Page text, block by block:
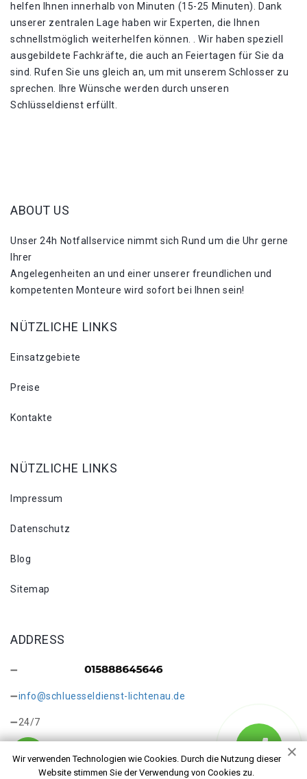
helfen Ihnen innerhalb von Minuten (15-25 Minuten). Dank
unserer zentralen Lage haben wir Experten, die Ihnen
schnellstmöglich weiterhelfen können. . Wir haben speziell
ausgebildete Fachkräfte, die auch an Feiertagen für Sie da
sind. Rufen Sie uns gleich an, um mit unserem Schlosser zu
sprechen. Ihre Wünsche werden durch unseren
Schlüsseldienst erfüllt.
Wir verwenden Technologien wie Cookies. Durch die Nutzung dieser
Website stimmen Sie der Verwendung von Cookies zu.
ABOUT US
Unser 24h Notfallservice nimmt sich Rund um die Uhr gerne
Ihrer
Angelegenheiten an und einer unserer freundlichen und
kompetenten Monteure wird sofort bei Ihnen sein!
NÜTZLICHE LINKS
Einsatzgebiete
Preise
Kontakte
NÜTZLICHE LINKS
Impressum
Datenschutz
Blog
Sitemap
ADDRESS
info@schluesseldienst-lichtenau.de
24/7